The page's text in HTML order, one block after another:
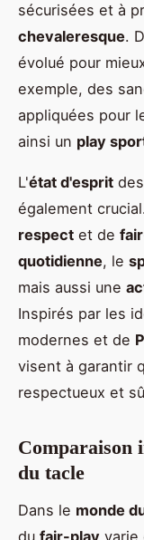
sécurisées et à
chevaleresque.
évolué pour
exemple, des
appliquées pour
ainsi un play
L'état d'esprit
également
respect et de
quotidienne, le
mais aussi une
Inspirés par les
modernes et de
visent à garantir
respectueux et
Comparaison
du tacle
Dans le monde